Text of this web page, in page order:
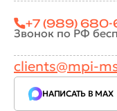
+7 (989)
Звонок по РФ
clients@mpi-
НАПИСАТЬ В MAX